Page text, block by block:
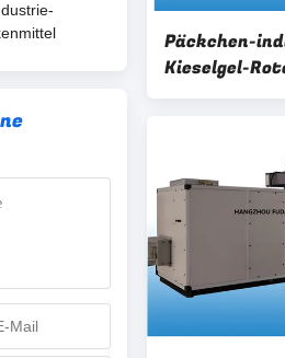
Päckchen-
Kieselgel-